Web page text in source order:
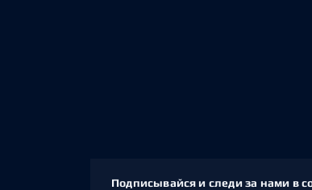
Подписывайся и следи за нами в